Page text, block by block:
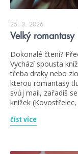
25. 3. 2026
Velký romantasy
Dokonalé čtení?
Vychází spousta
třeba draky nebo
kterou romantasy
svůj mail, zařadíš
knížek
číst více